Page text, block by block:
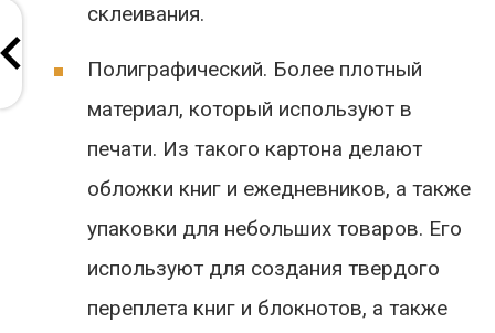
склеивания.
Полиграфический. Более плотный
материал, который используют в
печати. Из такого картона делают
обложки книг и ежедневников, а также
упаковки для небольших товаров. Его
используют для создания твердого
переплета книг и блокнотов, а также